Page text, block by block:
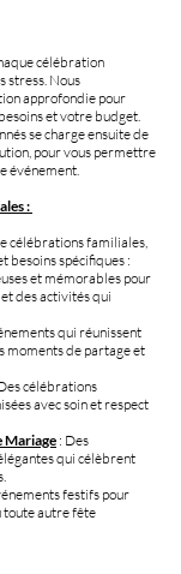
célébration
stress. Nous
approfondie pour
et votre budget.
se charge ensuite de
pour vous permettre
événement.
:
célébrations familiales,
besoins spécifiques :
et mémorables pour
des activités qui
qui réunissent
moments de partage et
célébrations
avec soin et respect
Mariage : Des
qui célèbrent
festifs pour
toute autre fête